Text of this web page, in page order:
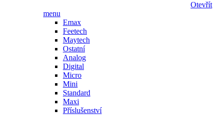
Otevřít
menu
Emax
Feetech
Maytech
Ostatní
Analog
Digital
Micro
Mini
Standard
Maxi
Příslušenství